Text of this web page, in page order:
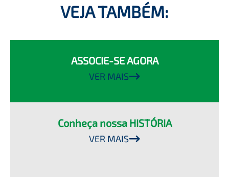
VEJA TAMBÉM:
ASSOCIE-SE AGORA
VER MAIS
Conheça nossa HISTÓRIA
VER MAIS